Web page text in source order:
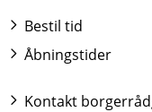
Bestil tid
Åbningstider
Kontakt